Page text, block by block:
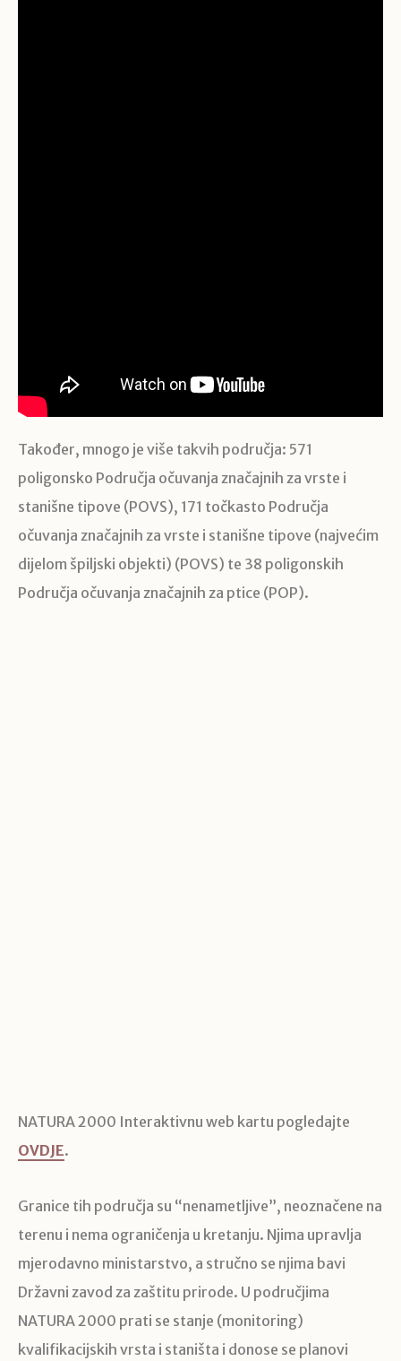
Također, mnogo je više takvih područja: 571
poligonsko Područja očuvanja značajnih za vrste i
stanišne tipove (POVS), 171 točkasto Područja
očuvanja značajnih za vrste i stanišne tipove (najvećim
dijelom špiljski objekti) (POVS) te 38 poligonskih
Područja očuvanja značajnih za ptice (POP).
NATURA 2000 Interaktivnu web kartu pogledajte
OVDJE.
Granice tih područja su “nenametljive”, neoznačene na
terenu i nema ograničenja u kretanju. Njima upravlja
mjerodavno ministarstvo, a stručno se njima bavi
Državni zavod za zaštitu prirode. U područjima
NATURA 2000 prati se stanje (monitoring)
kvalifikacijskih vrsta i staništa i donose se planovi